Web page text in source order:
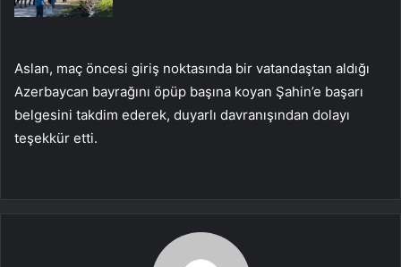
Aslan, maç öncesi giriş noktasında bir vatandaştan aldığı
Azerbaycan bayrağını öpüp başına koyan Şahin’e başarı
belgesini takdim ederek, duyarlı davranışından dolayı
teşekkür etti.